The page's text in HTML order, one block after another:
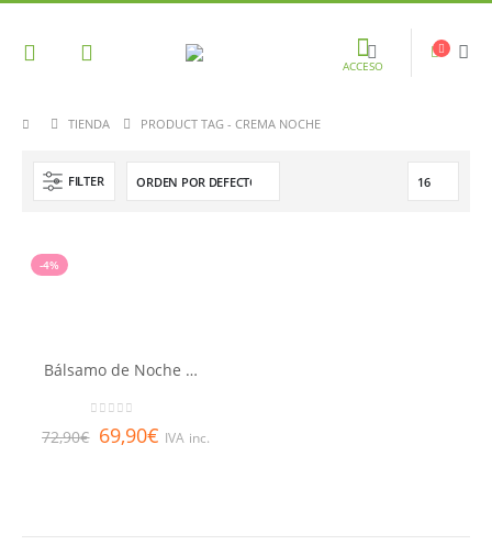
ACCESO
TIENDA PRODUCT TAG - CREMA NOCHE
FILTER
-4%
Bálsamo de Noche Nutri-Fortificante Nuxuriance® Gold 50ml
72,90€ 69,90€ IVA inc.